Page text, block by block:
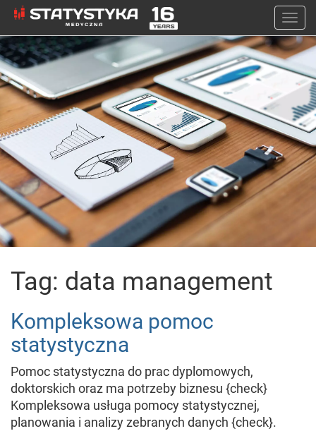
Tag: data management
Kompleksowa pomoc
statystyczna
Pomoc statystyczna do prac dyplomowych,
doktorskich oraz ma potrzeby biznesu {check}
Kompleksowa usługa pomocy statystycznej,
planowania i analizy zebranych danych {check}.